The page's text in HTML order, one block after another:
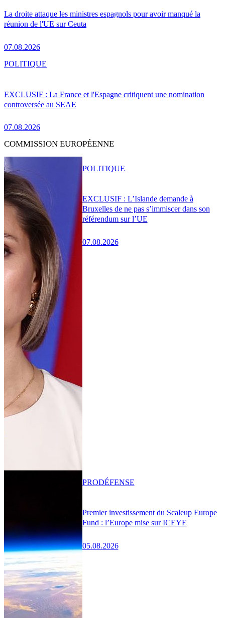
La droite attaque les ministres espagnols pour avoir manqué la
réunion de l'UE sur Ceuta
07.08.2026
EXCLUSIF : La France et l'Espagne critiquent une nomination
controversée au SEAE
07.08.2026
POLITIQUE
COMMISSION EUROPÉENNE
EXCLUSIF : L’Islande demande à
Bruxelles de ne pas s’immiscer dans son
référendum sur l’UE
07.08.2026
POLITIQUE
Premier investissement du Scaleup Europe
Fund : l’Europe mise sur ICEYE
05.08.2026
PRODÉFENSE